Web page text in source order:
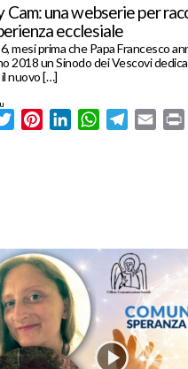
Cam: una webserie per
ecclesiale
mesi prima che Papa Francesco
2018 un Sinodo dei Vescovi
nuovo […]
TwitterPinterestLinkedInWhatsApp
Telegram
Email